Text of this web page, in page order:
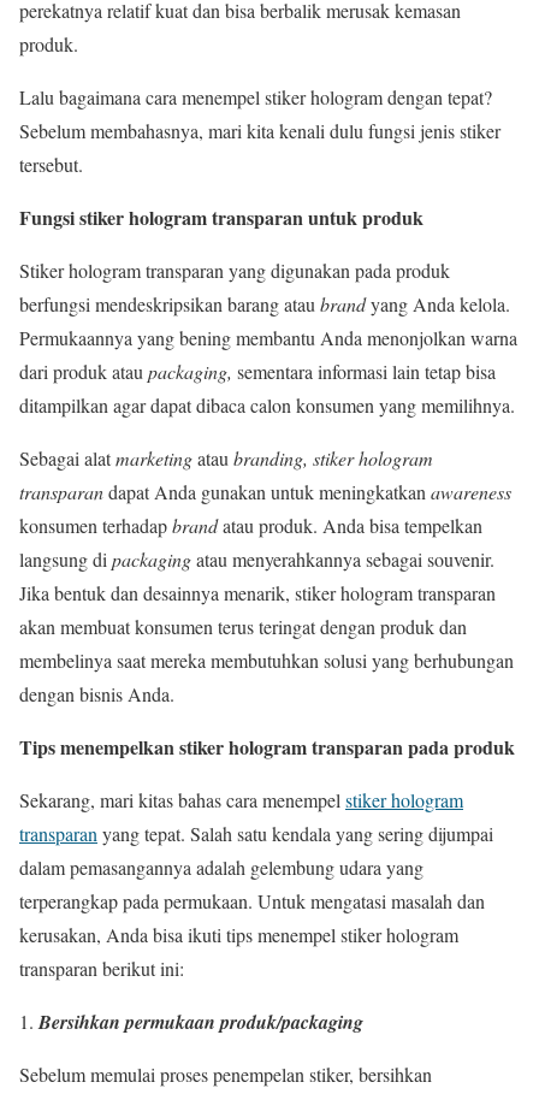
perekatnya relatif kuat dan bisa berbalik merusak kemasan
produk.
Lalu bagaimana cara menempel stiker hologram dengan tepat?
Sebelum membahasnya, mari kita kenali dulu fungsi jenis stiker
tersebut.
Fungsi stiker hologram transparan untuk produk
Stiker hologram transparan yang digunakan pada produk
berfungsi mendeskripsikan barang atau brandyang Anda kelola.
Permukaannya yang bening membantu Anda menonjolkan warna
dari produk atau packaging, sementara informasi lain tetap bisa
ditampilkan agar dapat dibaca calon konsumen yang memilihnya.
Sebagai alatmarketingatau branding, stiker hologram
transparandapat Anda gunakan untuk meningkatkan awareness
konsumen terhadapbrandatau produk. Anda bisa tempelkan
langsung di packagingatau menyerahkannya sebagai souvenir.
Jika bentuk dan desainnya menarik, stiker hologram transparan
akan membuat konsumen terus teringat dengan produk dan
membelinya saat mereka membutuhkan solusi yang berhubungan
dengan bisnis Anda.
Tips menempelkan stiker hologram transparan pada produk
Sekarang, mari kitas bahas cara menempel stiker hologram
transparan yang tepat. Salah satu kendala yang sering dijumpai
dalam pemasangannya adalah gelembung udara yang
terperangkap pada permukaan. Untuk mengatasi masalah dan
kerusakan, Anda bisa ikuti tips menempel stiker hologram
transparan berikut ini:
Bersihkan permukaan produk/packaging
Sebelum memulai proses penempelan stiker, bersihkan